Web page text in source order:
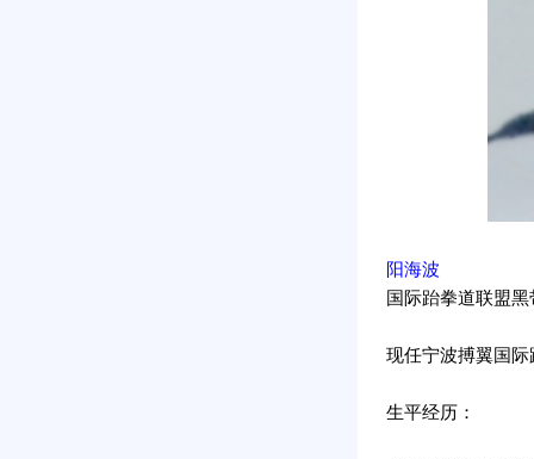
阳海波
国际跆拳道联盟
现任宁波搏翼国
生平经历：